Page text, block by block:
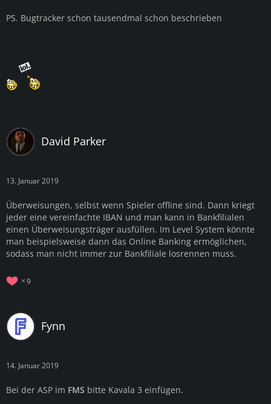
PS. Bugtracker schon tausendmal schon beschrieben
David Parker
13. Januar 2019
Überweisungen, selbst wenn Spieler offline sind. Dann kriegt
jeder eine vereinfachte IBAN und man kann in Bankfilialen
einen Überweisungsträger ausfüllen. Im Level System könnte
man beispielsweise dann das Online Banking ermöglichen,
sodass man nicht immer zur Bankfiliale losrennen muss.
9
Fynn
14. Januar 2019
Bei der ASP im FMS bitte Kavala 3 einfügen.